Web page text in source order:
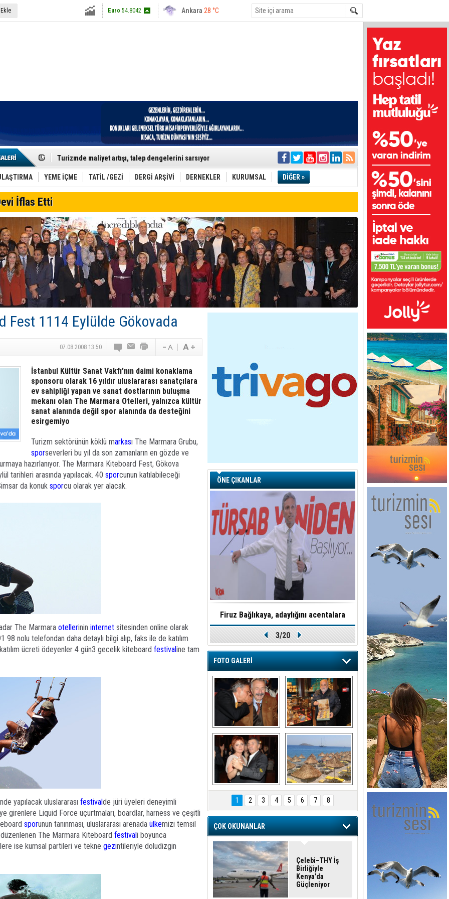
Dolar 47.5424 Antalya 36 °C
Global Yatırım Holding,%38 Artış: Net Kâr 46,5 Milyon Dolar
Yabancı Dijital Platformlara Ayrıcalık Yasası
Tatilsepeti’nden Villa Tatili Modeli
Jolly ile Mezopotamya’ya Yolculuk!
Turizmde maliyet artışı, talep dengelerini sarsıyor
LÖSEV Yaz Okulu’nda Şifa ve Neşe
Turizm geliri ilk 6 ayda 25,7 milyar dolar oldu
Canovate’den Yeni Nesil Veri Merkezleri
Türk MICE Sektörüne Yeni Fırsatlar
TAV Havalimanları’ndan Yılın İlk Yarısında Rekor
NG Grup, Domaniç’in Potansiyelini Vurguladı
YEME İÇME TATİL /GEZİ DERGİ ARŞİVİ DERNEKLER KURUMSAL DİĞER »
İflas Etti
1114 Eylülde Gökovada
07.08.2008 13:50
İstanbul Kültür Sanat Vakfı'nın daimi konaklama
sponsoru olarak 16 yıldır uluslararası sanatçılara
ev sahipliği yapan ve sanat dostlarının buluşma
mekanı olan The Marmara Otelleri, yalnızca kültür
sanat alanında değil spor alanında da desteğini
esirgemiyo
Turizm sektörünün köklü markası The Marmara Grubu,
sporseverleri bu yıl da son zamanların en gözde ve
hazırlanıyor. The Marmara Kiteboard Fest, Gökova
tarihleri arasında yapılacak. 40 sporcunun katılabileceği
da konuk sporcu olarak yer alacak.
The Marmara otellerinin internet sitesinden online olarak
nolu telefondan daha detaylı bilgi alıp, faks ile de katılım
ücreti ödeyenler 4 gün3 gecelik kiteboard festivaline tam
yapılacak uluslararası festivalde jüri üyeleri deneyimli
girenlere Liquid Force uçurtmaları, boardlar, harness ve çeşitli
sporunun tanınması, uluslararası arenada ülkemizi temsil
The Marmara Kiteboard festivali boyunca
ise kumsal partileri ve tekne gezintileriyle doludizgin
ÖNE ÇIKANLAR
Festival’in
oldu
TÜROB Otel doluluk oranlarını açıkladı Firuz Bağlıkaya, adaylığını acentalara
mektup göndererek açıkladı
TÜRSAB, T.C. Serhat
protokol
3/20
FOTO GALERİ
Başaran ULUSOY ve
Firuz BAĞLIKAYA
Avni Ongurlar ile
MURAT DEDEMAN
TATİL
1
2 3 4 5 6 7 8
ÇOK OKUNANLAR
Çelebi–THY İş
Birliğiyle
Kenya’da
Güçleniyor
BORA ÖZGEN
Hayat Yolculuğumda çıkmaz
sokaktayım: Fatma Canan Özgen’i
Anıyorum
AYŞULA ÖZGEN İLGAR
Küllerden Yeşermez Her Şey
CANAN ÖZGEN
Bir Yol Arkadaşının Ardından
AV. MESUT KAVAK
TURİZM ŞİKAYETLERİ